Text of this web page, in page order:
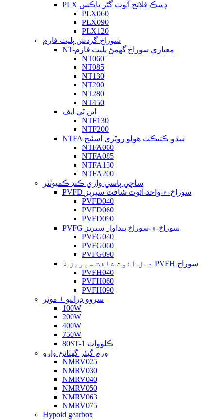
PLX ڊسڪ فلانج آئوٽ گئر باڪس
PLX060
PLX090
PLX120
سوراخ گردش پليٽ فارم
NT-معياري سوراخ گھمڻ پليٽ فارم
NT060
NT085
NT130
NT200
NT280
NT450
اين ٽي ايف
NTF130
NTF200
NTFA سڌو ڪنيڪٽ هولو روٽري اسٽيج
NTFA060
NTFA085
NTFA130
NTFA200
ساڄي پاسي واري ڪنڊ ڪميوٽٽر
PVFD سوراخ-۾-واحد-آئوٽ شافٽ سيريز
PVFD040
PVFD060
PVFD090
PVFG سوراخ-۾-سوراخ پيداوار سيريز
PVFG040
PVFG060
PVFG090
ڊبل آئوٽ شافٽ سيريز ۾ PVFH سوراخ
PVFH040
PVFH060
PVFH090
سروو ڊرائيو + موٽر
100W
200W
400W
750W
80ST-1 ڪلوواٽ
ورم گيئر گهٽائڻ وارو
NMRV025
NMRV030
NMRV040
NMRV050
NMRV063
NMRV075
Hypoid gearbox